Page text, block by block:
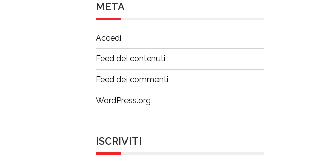
META
Accedi
Feed dei contenuti
Feed dei commenti
WordPress.org
ISCRIVITI